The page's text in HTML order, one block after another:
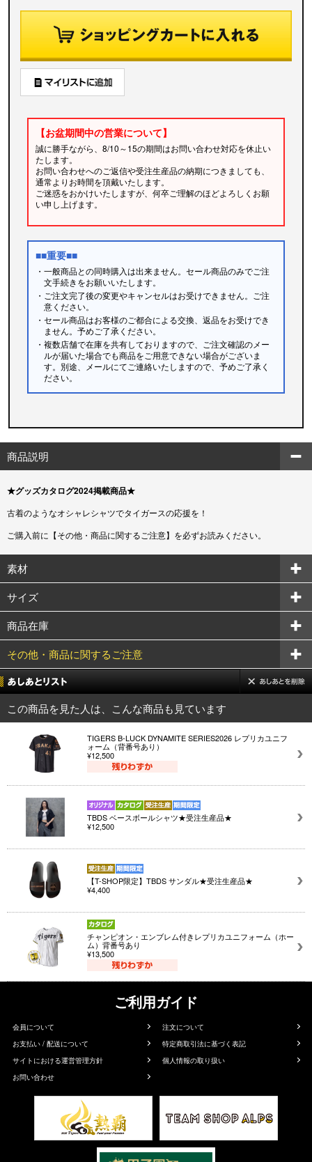
【お盆期間中の営業について】
誠に勝手ながら、8/10～15の期間はお問い合わせ対応を休止い
たします。
お問い合わせへのご返信や受注生産品の納期につきましても、
通常よりお時間を頂戴いたします。
ご迷惑をおかけいたしますが、何卒ご理解のほどよろしくお願
い申し上げます。
■■重要■■
・一般商品との同時購入は出来ません。セール商品のみでご注
文手続きをお願いいたします。
・ご注文完了後の変更やキャンセルはお受けできません。ご注
意ください。
・セール商品はお客様のご都合による交換、返品をお受けでき
ません。予めご了承ください。
・複数店舗で在庫を共有しておりますので、ご注文確認のメー
ルが届いた場合でも商品をご用意できない場合がございま
す。別途、メールにてご連絡いたしますので、予めご了承く
ださい。
商品説明
★グッズカタログ2024掲載商品★
古着のようなオシャレシャツでタイガースの応援を！
ご購入前に【その他・商品に関するご注意】を必ずお読みください。
素材
サイズ
商品在庫
その他・商品に関するご注意
この商品を見た人は、こんな商品も見ています
TIGERS B-LUCK DYNAMITE SERIES2026 レプリカユニフ
ォーム（背番号あり）
¥12,500
TBDS ベースボールシャツ★受注生産品★
¥12,500
【T-SHOP限定】TBDS サンダル★受注生産品★
¥4,400
チャンピオン・エンブレム付きレプリカユニフォーム（ホー
ム）背番号あり
¥13,500
ご利用ガイド
会員について
注文について
お支払い / 配送について
特定商取引法に基づく表記
サイトにおける運営管理方針
個人情報の取り扱い
お問い合わせ